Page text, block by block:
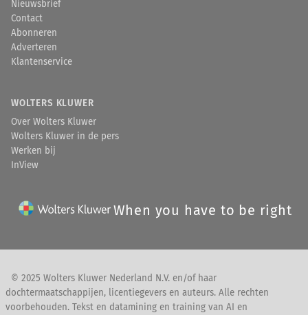
Nieuwsbrief
Contact
Abonneren
Adverteren
Klantenservice
WOLTERS KLUWER
Over Wolters Kluwer
Wolters Kluwer in de pers
Werken bij
InView
When you have to be right
© 2025 Wolters Kluwer Nederland N.V. en/of haar
dochtermaatschappijen, licentiegevers en auteurs. Alle rechten
voorbehouden. Tekst en datamining en training van AI en